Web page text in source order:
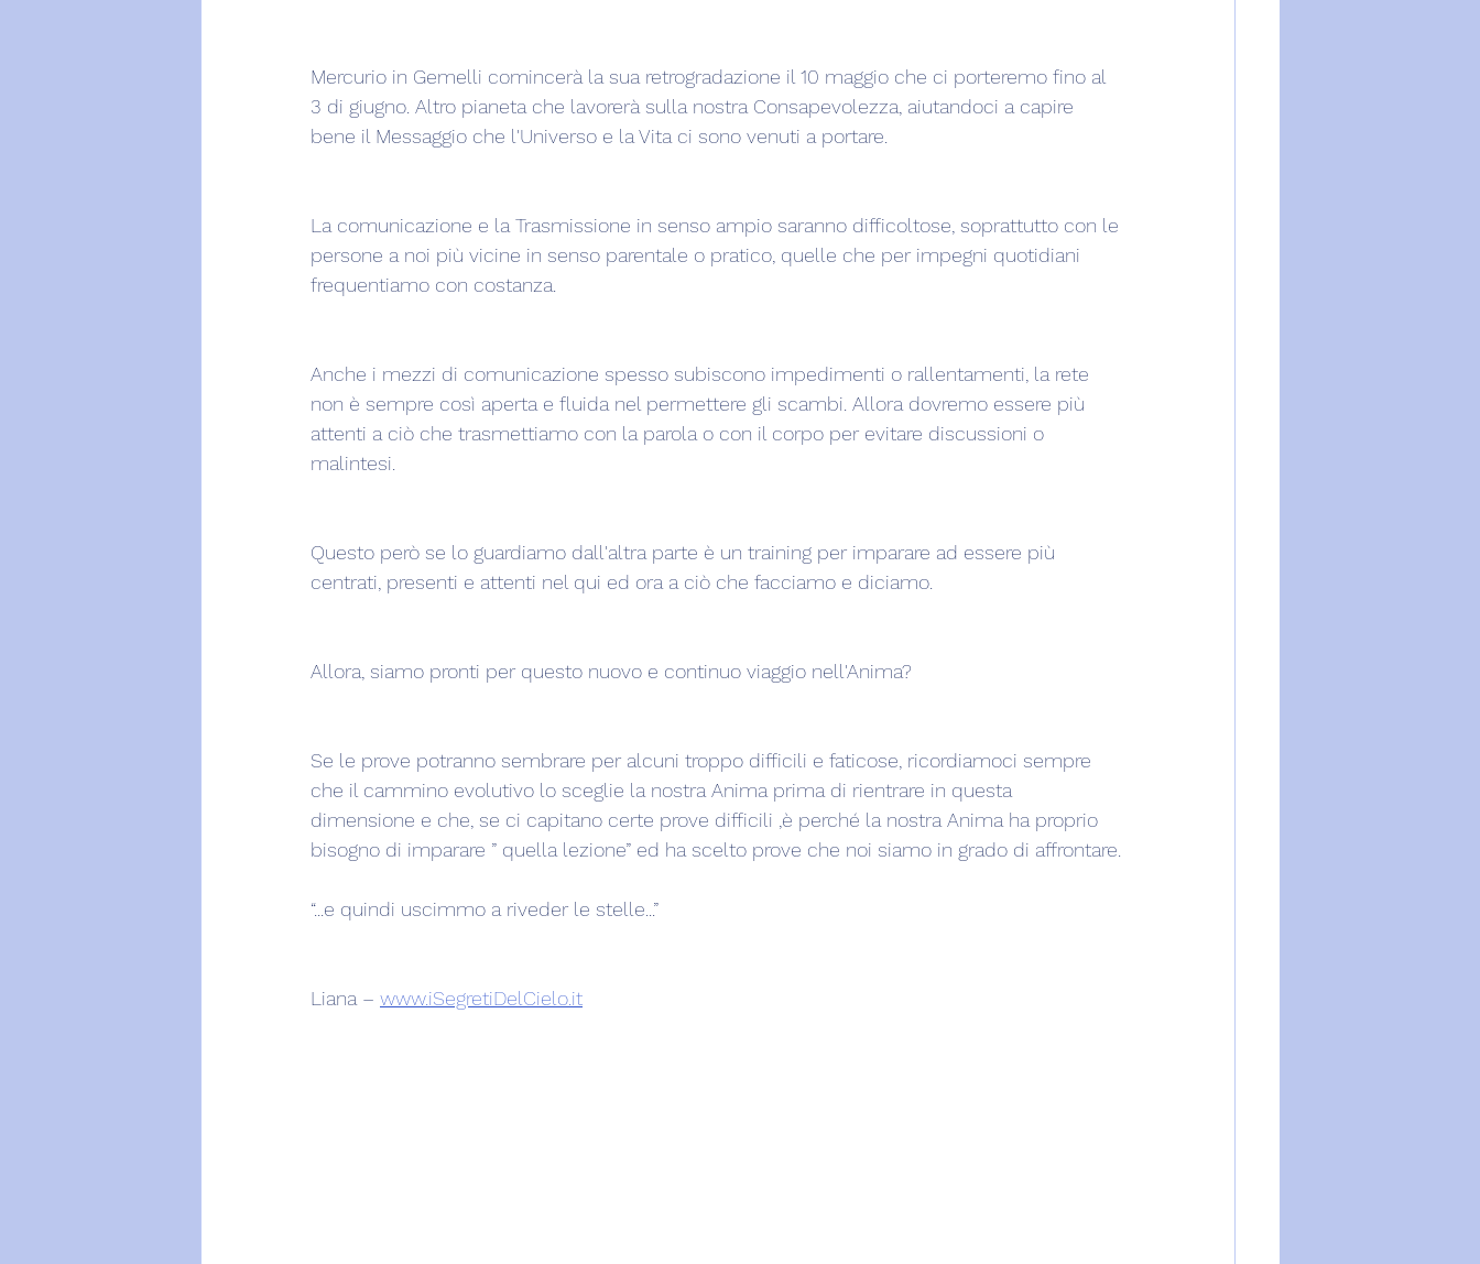
Mercurio in Gemelli comincerà la sua retrogradazione il 10 maggio che ci porteremo fino al
3 di giugno. Altro pianeta che lavorerà sulla nostra Consapevolezza, aiutandoci a capire
bene il Messaggio che l'Universo e la Vita ci sono venuti a portare.
La comunicazione e la Trasmissione in senso ampio saranno difficoltose, soprattutto con le
persone a noi più vicine in senso parentale o pratico, quelle che per impegni quotidiani
frequentiamo con costanza.
Anche i mezzi di comunicazione spesso subiscono impedimenti o rallentamenti, la rete
non è sempre così aperta e fluida nel permettere gli scambi. Allora dovremo essere più
attenti a ciò che trasmettiamo con la parola o con il corpo per evitare discussioni o
malintesi.
Questo però se lo guardiamo dall'altra parte è un training per imparare ad essere più
centrati, presenti e attenti nel qui ed ora a ciò che facciamo e diciamo.
Allora, siamo pronti per questo nuovo e continuo viaggio nell'Anima?
Se le prove potranno sembrare per alcuni troppo difficili e faticose, ricordiamoci sempre
che il cammino evolutivo lo sceglie la nostra Anima prima di rientrare in questa
dimensione e che, se ci capitano certe prove difficili ,è perché la nostra Anima ha proprio
bisogno di imparare ” quella lezione” ed ha scelto prove che noi siamo in grado di affrontare.
“...e quindi uscimmo a riveder le stelle...”
Liana – www.iSegretiDelCielo.it